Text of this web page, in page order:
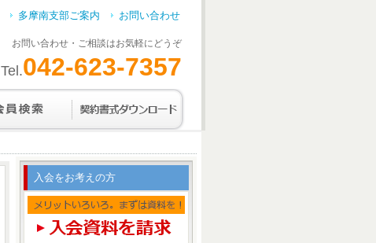
多摩南支部ご案内 お問い合わせ
お問い合わせ・ご相談はお気軽にどうぞ
Tel.042-623-7357
入会をお考えの方